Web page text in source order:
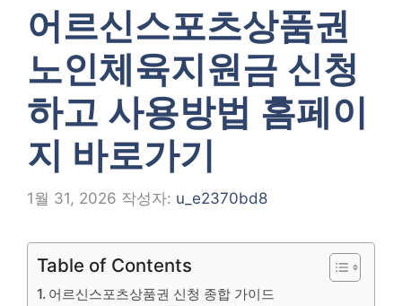
어르신스포츠상품권
노인체육지원금 신청
하고 사용방법 홈페이
지 바로가기
1월 31, 2026 작성자: u_e2370bd8
Table of Contents
어르신스포츠상품권 신청 종합 가이드